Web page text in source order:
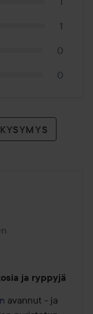
1
0
0
vuosi sitten
ja ryppyjä
avannut - ja